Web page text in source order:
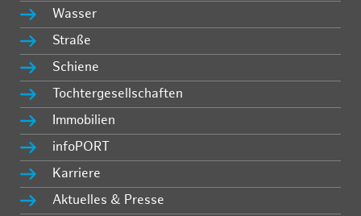
Wasser
Straße
Schiene
Tochtergesellschaften
Immobilien
infoPORT
Karriere
Aktuelles & Presse